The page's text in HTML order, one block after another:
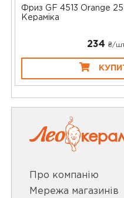
Фриз GF 4513 Orange
Кераміка
234 ₴/
Про компанію
Мережа магазинів